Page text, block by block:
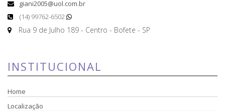
giani2005@uol.com.br
(14) 99762-6502
Rua 9 de Julho 189 - Centro - Bofete - SP
INSTITUCIONAL
Home
Localização